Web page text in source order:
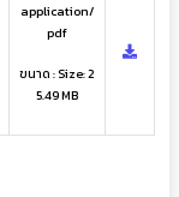
application/
pdf
ขนาด : Size: 2
5.49 MB